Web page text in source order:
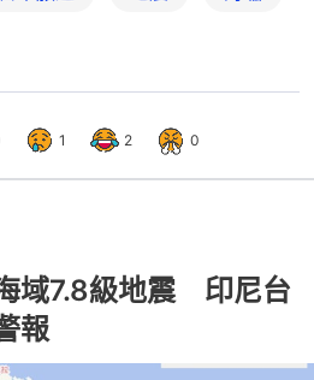
1 2 0
域7.8級地震 印尼台
報